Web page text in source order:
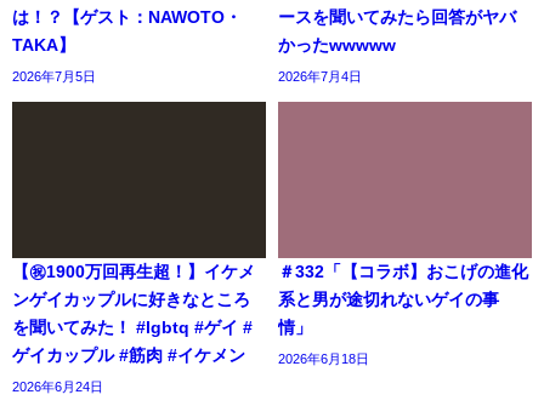
は！？【ゲスト：NAWOTO・
TAKA】
2026年7月5日
ースを聞いてみたら回答がヤバ
かったwwwww
2026年7月4日
【㊗️1900万回再生超！】イケメ
ンゲイカップルに好きなところ
を聞いてみた！ #lgbtq #ゲイ #
ゲイカップル #筋肉 #イケメン
2026年6月24日
＃332「【コラボ】おこげの進化
系と男が途切れないゲイの事
情」
2026年6月18日